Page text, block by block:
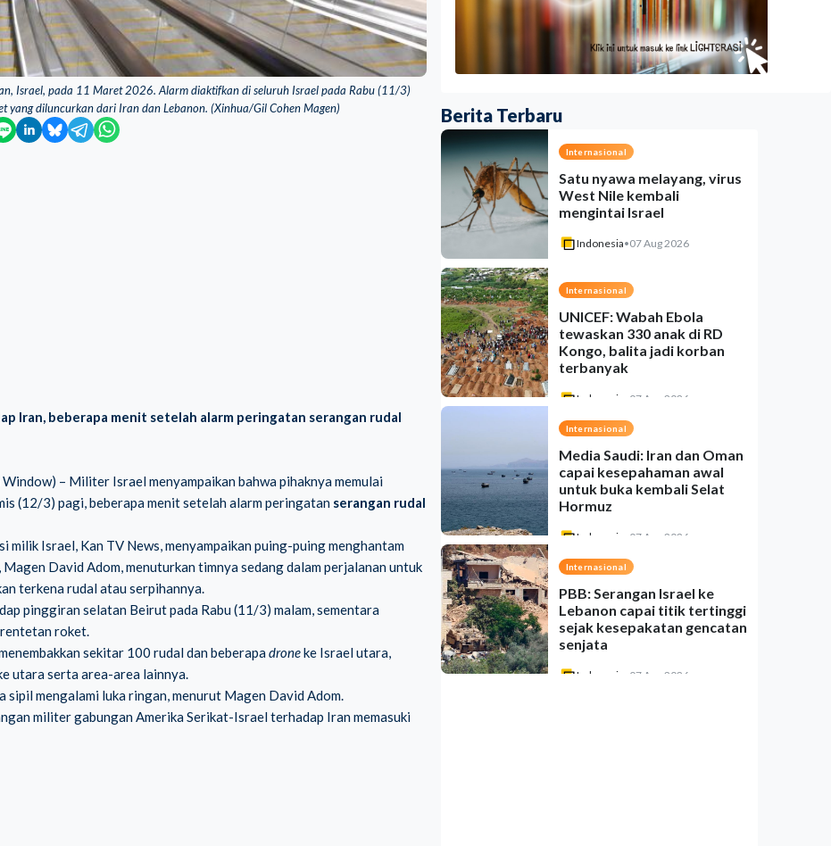
Israel, pada 11 Maret 2026. Alarm diaktifkan di seluruh Israel pada Rabu (11/3)
yang diluncurkan dari Iran dan Lebanon. (Xinhua/Gil Cohen Magen)
Iran, beberapa menit setelah alarm peringatan serangan rudal
– Militer Israel menyampaikan bahwa pihaknya memulai
(12/3) pagi, beberapa menit setelah alarm peringatan serangan rudal
Israel, Kan TV News, menyampaikan puing-puing menghantam
David Adom, menuturkan timnya sedang dalam perjalanan untuk
terkena rudal atau serpihannya.
pinggiran selatan Beirut pada Rabu (11/3) malam, sementara
roket.
sekitar 100 rudal dan beberapadroneke Israel utara,
utara serta area-area lainnya.
mengalami luka ringan, menurut Magen David Adom.
militer gabungan Amerika Serikat-Israel terhadap Iran memasuki
Berita Terbaru
Internasional
Satu nyawa melayang, virus
West Nile kembali
mengintai Israel
Indonesia•07 Aug 2026
Internasional
UNICEF: Wabah Ebola
tewaskan 330 anak di RD
Kongo, balita jadi korban
terbanyak
Indonesia 07 Aug 2026
Internasional
Media Saudi: Iran dan Oman
capai kesepahaman awal
untuk buka kembali Selat
Hormuz
Indonesia 07 Aug 2026
Internasional
PBB: Serangan Israel ke
Lebanon capai titik tertinggi
sejak kesepakatan gencatan
senjata
Indonesia 07 Aug 2026